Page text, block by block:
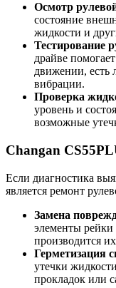
Осмотр
состояние
жидкости и
Тестирование
драйве
движении, есть
вибрации.
Проверка
уровень и
возможные
Changan
Если диагностика
является ремонт
Замена
элементы
производится
Герметизация
утечки
прокладок или